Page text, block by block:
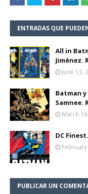
ENTRADAS QUE
All in
Jiménez.
June 13,
Batman
Samnee.
March
DC
PUBLICAR UN